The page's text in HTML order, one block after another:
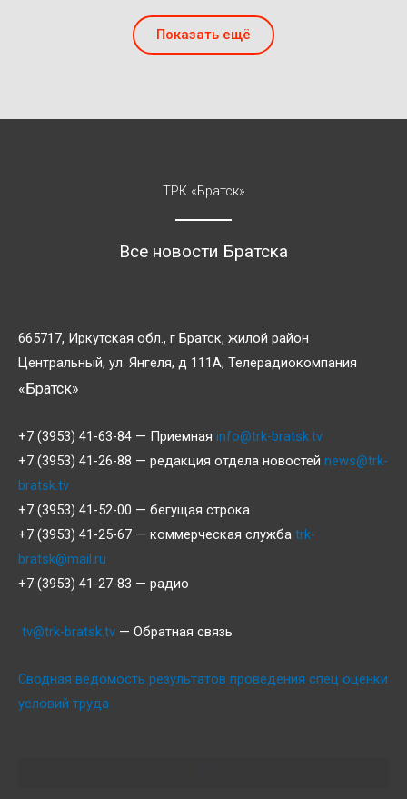
Показать ещё
ТРК «Братск»
Все новости Братска
665717, Иркутская обл., г Братск, жилой район
Центральный, ул. Янгеля, д 111А, Телерадиокомпания
«Братск»
+7 (3953) 41-63-84 — Приемная info@trk-bratsk.tv
+7 (3953) 41-26-88 — редакция отдела новостей news@trk-
bratsk.tv
+7 (3953) 41-52-00 — бегущая строка
+7 (3953) 41-25-67 — коммерческая служба trk-
bratsk@mail.ru
+7 (3953) 41-27-83 — радио
tv@trk-bratsk.tv — Обратная связь
Сводная ведомость результатов проведения спец оценки
условий труда